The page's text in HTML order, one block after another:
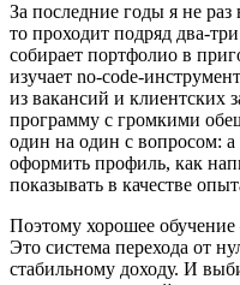
За последние годы я не
то проходит подряд два-
собирает портфолио в
изучает no-code-
из вакансий и клиентских
программу с громкими
один на один с вопросом: а
оформить профиль, как
показывать в качестве
Поэтому хорошее
Это система перехода от
стабильному доходу. И